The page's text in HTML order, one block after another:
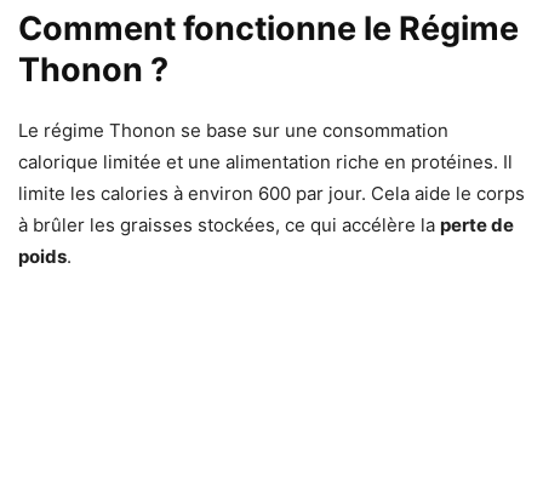
Comment fonctionne le Régime
Thonon ?
Le régime Thonon se base sur une consommation
calorique limitée et une alimentation riche en protéines. Il
limite les calories à environ 600 par jour. Cela aide le corps
à brûler les graisses stockées, ce qui accélère la perte de
poids.